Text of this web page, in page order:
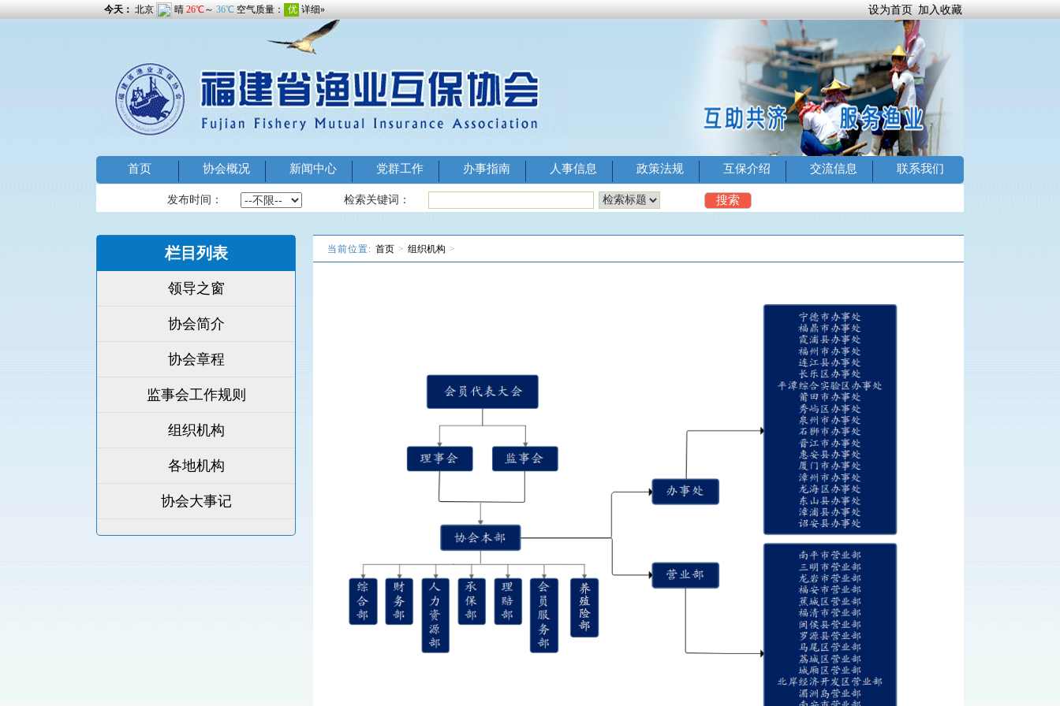
设为首页 加入收藏
Image 1 Image 2Image 3Image 4
首页 协会概况 新闻中心 党群工作 办事指南 人事信息 政策法规 互保介绍 交流信息 联系我们
发布时间： 检索关键词： 搜索
栏目列表
领导之窗
协会简介
协会章程
监事会工作规则
组织机构
各地机构
协会大事记
当前位置: 首页 > 组织机构 >